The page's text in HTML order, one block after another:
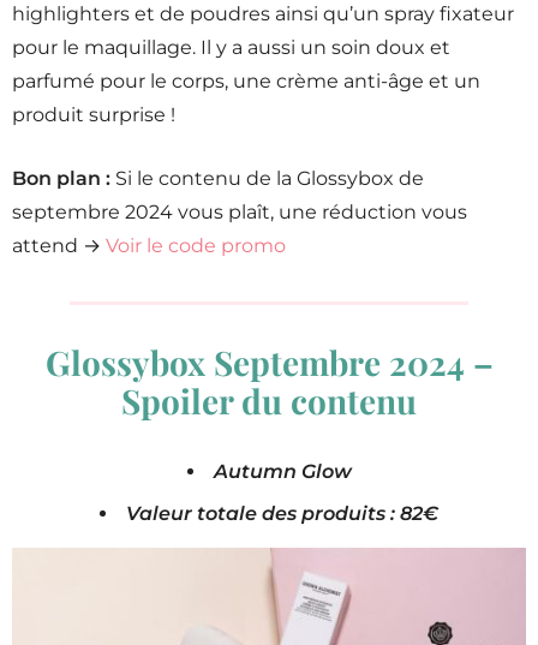
highlighters et de poudres ainsi qu’un spray fixateur
pour le maquillage. Il y a aussi un soin doux et
parfumé pour le corps, une crème anti-âge et un
produit surprise !
Bon plan : Si le contenu de la Glossybox de
septembre 2024 vous plaît, une réduction vous
attend → Voir le code promo
Glossybox Septembre 2024 –
Spoiler du contenu
Autumn Glow
Valeur totale des produits : 82€